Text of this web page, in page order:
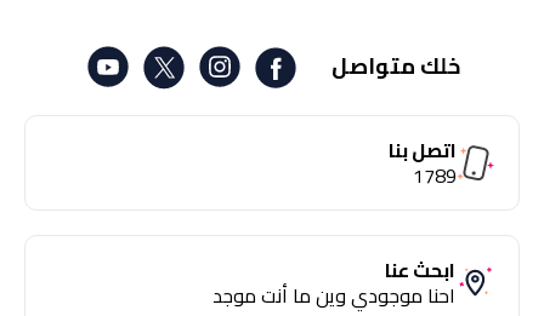
خلك متواصل
اتصل بنا
1789
ابحث عنا
احنا موجودي وين ما أنت موجد